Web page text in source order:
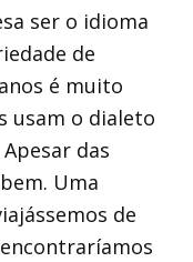
ser o idioma
de
é muito
usam o dialeto
das
Uma
de